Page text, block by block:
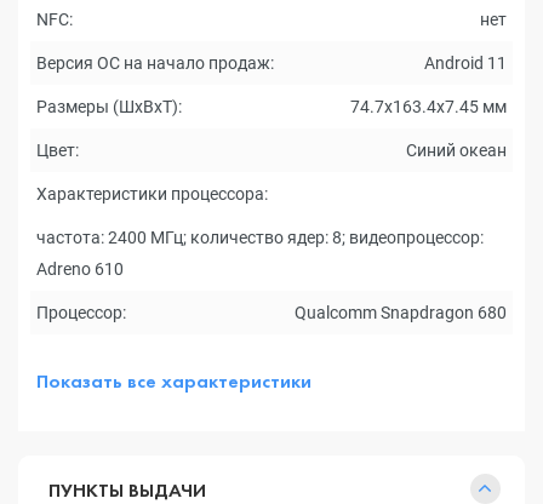
NFC: нет
Версия ОС на начало продаж: Android 11
Размеры (ШxВxТ): 74.7x163.4x7.45 мм
Цвет: Синий океан
Характеристики процессора:
частота: 2400 МГц; количество ядер: 8; видеопроцессор:
Adreno 610
Процессор: Qualcomm Snapdragon 680
Показать все характеристики
ПУНКТЫ ВЫДАЧИ